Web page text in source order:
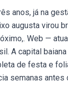
anos, já na
augusta virou
Web —
A capital
de festa e
semanas antes